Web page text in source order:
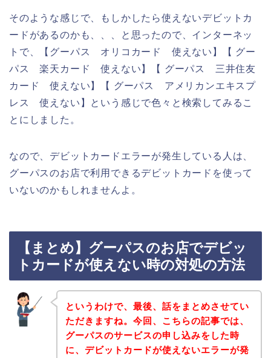
そのような感じで、もしかしたら使えないデビットカ
ードがあるのかも、、、と思ったので、インターネッ
トで、【グーパス オリコカード 使えない】【 グー
パス 楽天カード 使えない】【 グーパス 三井住友
カード 使えない】【 グーパス アメリカンエキスプ
レス 使えない】という感じで色々と検索してみるこ
とにしました。
なので、デビットカードエラーが発生している人は、
グーパスのお店で利用できるデビットカードを使って
いないのかもしれませんよ。
【まとめ】グーパスのお店でデビッ
トカードが使えない時の対処の方法
というわけで、最後、話をまとめさせてい
ただきますね。今回、こちらの記事では、
グーパスのサービスの申し込みをした時
に、デビットカードが使えないエラーが発